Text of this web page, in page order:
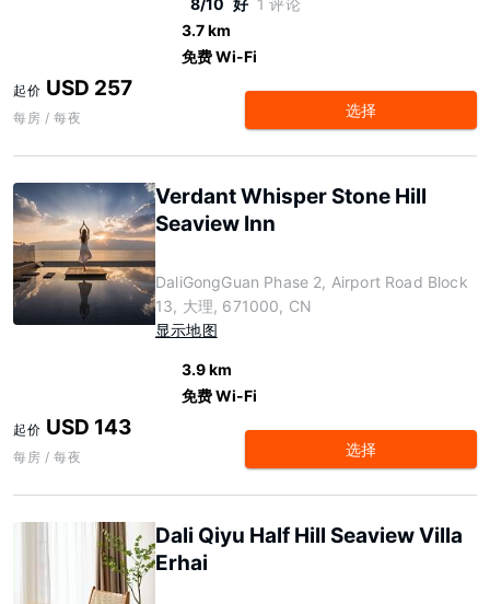
8/10 好 1 评论
3.7 km
免费 Wi-Fi
起价 USD 257
每房 / 每夜 选择
Verdant Whisper Stone Hill
Seaview Inn
DaliGongGuan Phase 2, Airport Road Block
13, 大理, 671000, CN
显示地图
3.9 km
免费 Wi-Fi
起价 USD 143
每房 / 每夜 选择
Dali Qiyu Half Hill Seaview Villa
Erhai